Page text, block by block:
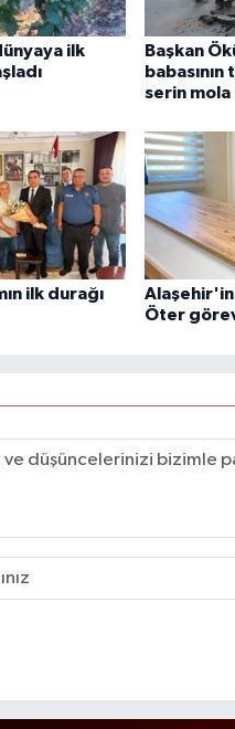
ilk
Başkan
serin mola
ilk durağı
Alaşehir'in
Öter